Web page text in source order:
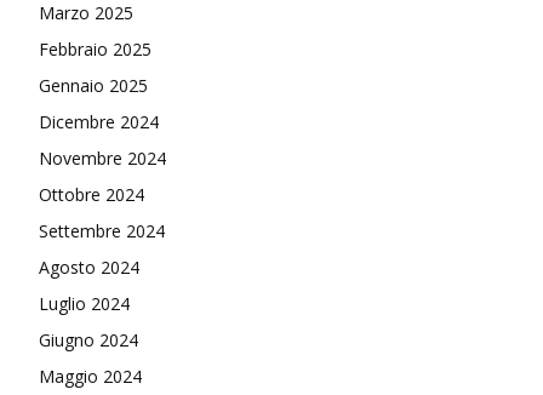
Marzo 2025
Febbraio 2025
Gennaio 2025
Dicembre 2024
Novembre 2024
Ottobre 2024
Settembre 2024
Agosto 2024
Luglio 2024
Giugno 2024
Maggio 2024